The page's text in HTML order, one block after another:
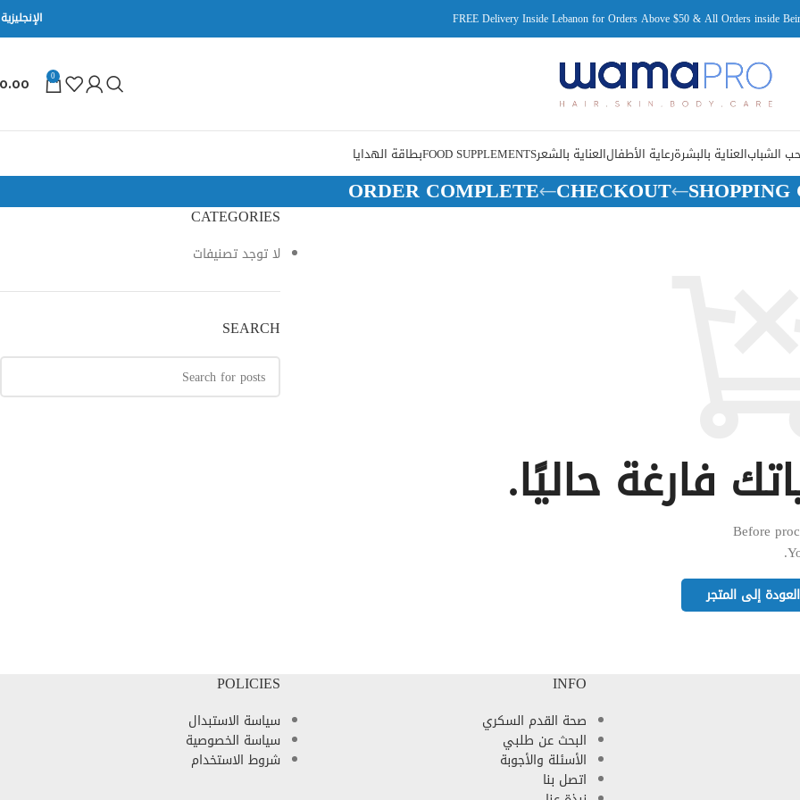
FREE Delivery Inside Lebanon for Orders Above $50 & All Orders inside الإنجليزية
0
0.00
الشبابالعناية بالبشرةرعاية الأطفالالعناية بالشعرFOOD SUPPLEMENTSبطاقة الهدايا
CHECKOUT
ORDER COMPLETE
فارغة حاليًا.
Before
العودة إلى المتجر
CATEGORIES
لا توجد تصنيفات
SEARCH
INFO
صحة القدم السكري
البحث عن طلبي
الأسئلة والأجوبة
اتصل بنا
POLICIES
سياسة الاستبدال
سياسة الخصوصية
شروط الاستخدام